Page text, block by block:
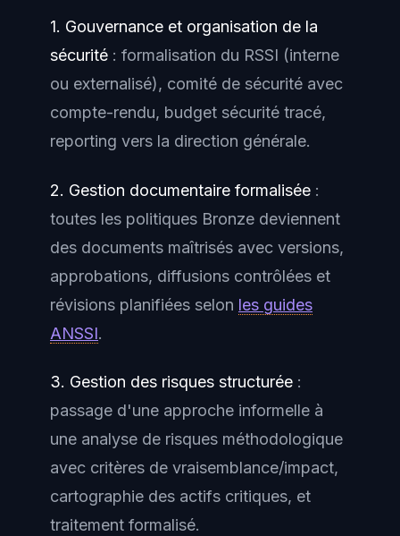
1. Gouvernance et organisation de la
sécurité : formalisation du RSSI (interne
ou externalisé), comité de sécurité avec
compte-rendu, budget sécurité tracé,
reporting vers la direction générale.
2. Gestion documentaire formalisée :
toutes les politiques Bronze deviennent
des documents maîtrisés avec versions,
approbations, diffusions contrôlées et
révisions planifiées selon les guides
ANSSI.
3. Gestion des risques structurée :
passage d'une approche informelle à
une analyse de risques méthodologique
avec critères de vraisemblance/impact,
cartographie des actifs critiques, et
traitement formalisé.